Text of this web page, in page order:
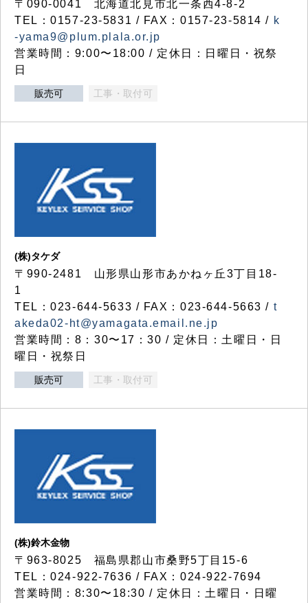
〒090-0041 北海道北見市北一条西4-8-2
TEL：0157-23-5831 / FAX：0157-23-5814 / k
-yama9@plum.plala.or.jp
営業時間：9:00〜18:00 / 定休日：日曜日・祝祭
日
販売可 工事・取付可
(株)タケダ
〒990-2481 山形県山形市あかねヶ丘3丁目18-
1
TEL：023-644-5633 / FAX：023-644-5663 / t
akeda02-ht@yamagata.email.ne.jp
営業時間：8：30〜17：30 / 定休日：土曜日・日
曜日・祝祭日
販売可 工事・取付可
(株)鈴木金物
〒963-8025 福島県郡山市桑野5丁目15-6
TEL：024-922-7636 / FAX：024-922-7694
営業時間：8:30〜18:30 / 定休日：土曜日・日曜